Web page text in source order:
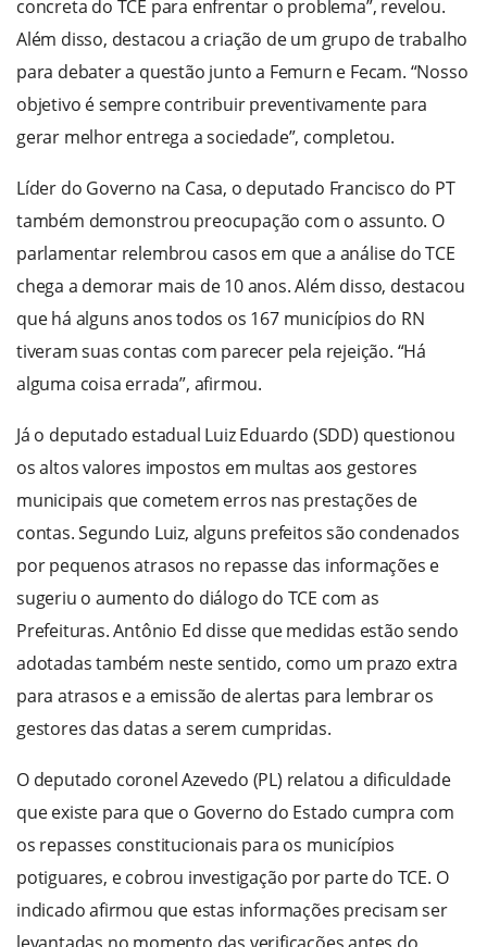
concreta do TCE para enfrentar o problema”, revelou.
Além disso, destacou a criação de um grupo de trabalho
para debater a questão junto a Femurn e Fecam. “Nosso
objetivo é sempre contribuir preventivamente para
gerar melhor entrega a sociedade”, completou.
Líder do Governo na Casa, o deputado Francisco do PT
também demonstrou preocupação com o assunto. O
parlamentar relembrou casos em que a análise do TCE
chega a demorar mais de 10 anos. Além disso, destacou
que há alguns anos todos os 167 municípios do RN
tiveram suas contas com parecer pela rejeição. “Há
alguma coisa errada”, afirmou.
Já o deputado estadual Luiz Eduardo (SDD) questionou
os altos valores impostos em multas aos gestores
municipais que cometem erros nas prestações de
contas. Segundo Luiz, alguns prefeitos são condenados
por pequenos atrasos no repasse das informações e
sugeriu o aumento do diálogo do TCE com as
Prefeituras. Antônio Ed disse que medidas estão sendo
adotadas também neste sentido, como um prazo extra
para atrasos e a emissão de alertas para lembrar os
gestores das datas a serem cumpridas.
O deputado coronel Azevedo (PL) relatou a dificuldade
que existe para que o Governo do Estado cumpra com
os repasses constitucionais para os municípios
potiguares, e cobrou investigação por parte do TCE. O
indicado afirmou que estas informações precisam ser